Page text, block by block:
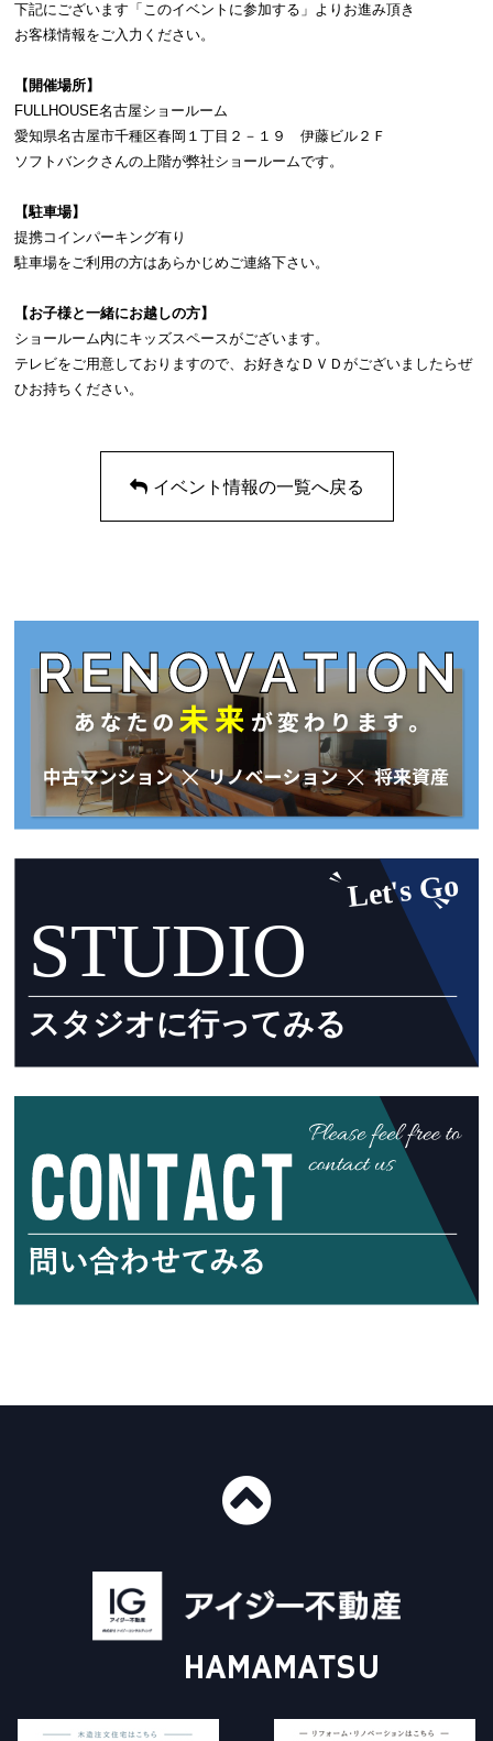
下記にございます「このイベントに参加する」よりお進み頂き
お客様情報をご入力ください。
【開催場所】
FULLHOUSE名古屋ショールーム
愛知県名古屋市千種区春岡１丁目２－１９ 伊藤ビル２Ｆ
ソフトバンクさんの上階が弊社ショールームです。
【駐車場】
提携コインパーキング有り
駐車場をご利用の方はあらかじめご連絡下さい。
【お子様と一緒にお越しの方】
ショールーム内にキッズスペースがございます。
テレビをご用意しておりますので、お好きなＤＶＤがございましたらぜ
ひお持ちください。
イベント情報の一覧へ戻る
■免許番号
建設業許可 国土交通大臣許可（般-4）第20412号
宅地建物取引業 国土交通大臣（3）第8168号
HAMAMATSU